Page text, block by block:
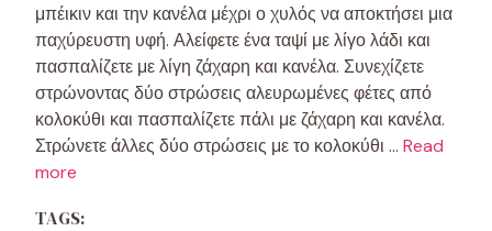
μπέικιν και την κανέλα μέχρι ο χυλός να αποκτήσει μια
παχύρευστη υφή. Αλείφετε ένα ταψί με λίγο λάδι και
πασπαλίζετε με λίγη ζάχαρη και κανέλα. Συνεχίζετε
στρώνοντας δύο στρώσεις αλευρωμένες φέτες από
κολοκύθι και πασπαλίζετε πάλι με ζάχαρη και κανέλα.
Στρώνετε άλλες δύο στρώσεις με το κολοκύθι … Read
more
TAGS: